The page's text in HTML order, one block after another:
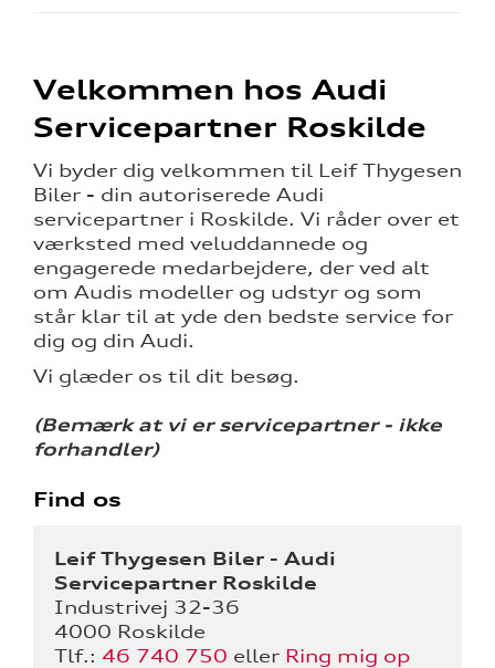
Velkommen hos Audi
Servicepartner Roskilde
Vi byder dig velkommen til Leif Thygesen
Biler - din autoriserede Audi
servicepartner i Roskilde. Vi råder over et
værksted med veluddannede og
engagerede medarbejdere, der ved alt
om Audis modeller og udstyr og som
står klar til at yde den bedste service for
dig og din Audi.
Vi glæder os til dit besøg.
(Bemærk at vi er servicepartner - ikke
forhandler)
Find os
Leif Thygesen Biler - Audi
Servicepartner Roskilde
Industrivej 32-36
4000 Roskilde
Tlf.: 46 740 750 eller Ring mig op